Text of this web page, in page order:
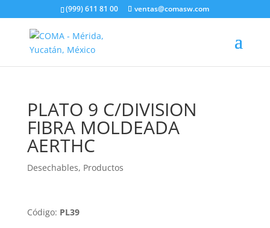
(999) 611 81 00 ventas@comasw.com
PLATO 9 C/DIVISION
FIBRA MOLDEADA
AERTHC
Desechables, Productos
Código: PL39